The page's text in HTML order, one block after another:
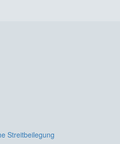
Streitbeilegung